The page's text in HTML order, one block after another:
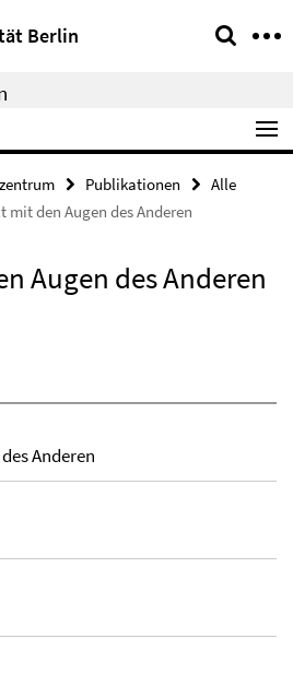
Berlin
Publikationen
Alle
mit den Augen des Anderen
Augen des Anderen
Anderen